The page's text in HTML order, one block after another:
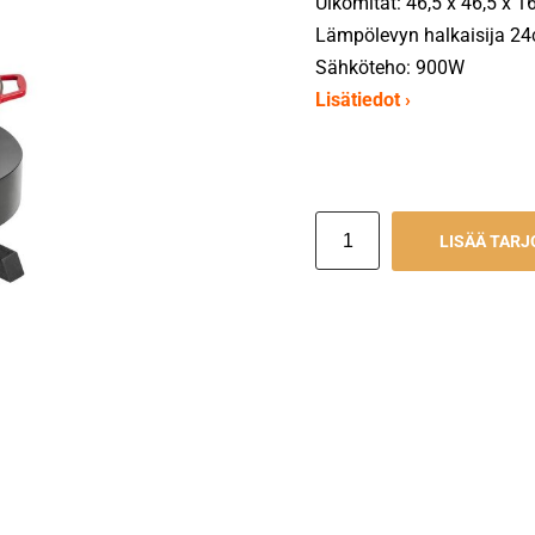
Lämpölevyn halkaisija
Sähköteho: 900W
Lisätiedot ›
LISÄÄ